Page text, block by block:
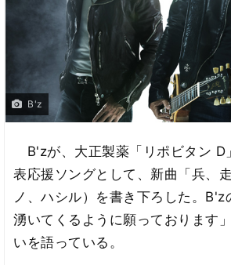
B'z
B'zが、大正製薬「リポビタン D
表応援ソングとして、新曲「兵、
ノ、ハシル）を書き下ろした。B'z
湧いてくるように願っております
いを語っている。